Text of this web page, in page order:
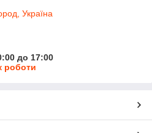
Україна
до 17:00
роботи